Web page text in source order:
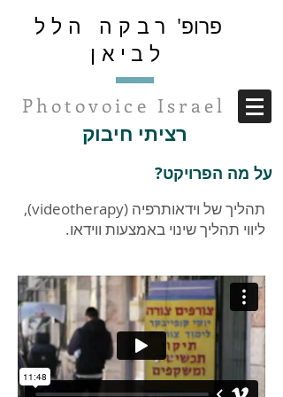
פרופ' רבקה הלל
לביאן
Photovoice Israel
רציתי חיבוק
על מה הפרויקט?
תהליך של וידאותרפיה (videotherapy),
ליווי תהליך שינוי באמצעות ווידאו.